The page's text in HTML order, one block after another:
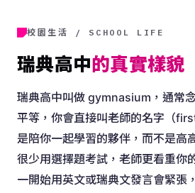
校園生活 / SCHOOL LIFE
瑞典高中的真實樣貌
瑞典高中叫做 gymnasium，通常
平等，你會直接叫老師的名字（
是陪你一起學習的夥伴，而不是高
很少用選擇題考試，老師更看重你
一開始用英文或瑞典文發言會緊張